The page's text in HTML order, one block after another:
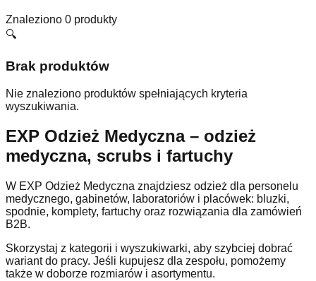
Znaleziono 0 produkty
🔍
Brak produktów
Nie znaleziono produktów spełniających kryteria
wyszukiwania.
EXP Odzież Medyczna – odzież
medyczna, scrubs i fartuchy
W EXP Odzież Medyczna znajdziesz odzież dla personelu
medycznego, gabinetów, laboratoriów i placówek: bluzki,
spodnie, komplety, fartuchy oraz rozwiązania dla zamówień
B2B.
Skorzystaj z kategorii i wyszukiwarki, aby szybciej dobrać
wariant do pracy. Jeśli kupujesz dla zespołu, pomożemy
także w doborze rozmiarów i asortymentu.